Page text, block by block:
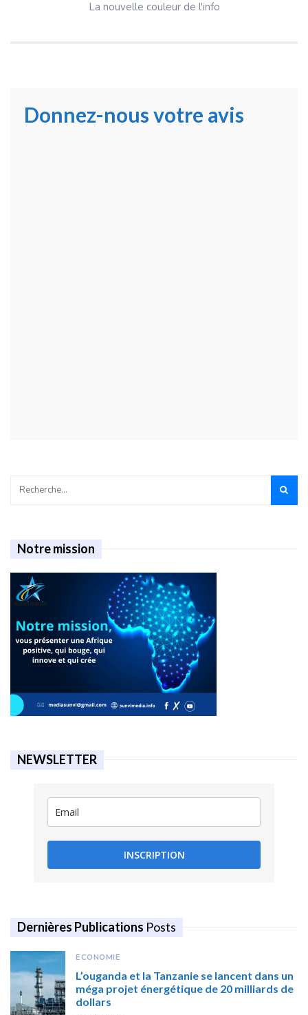
La nouvelle couleur de l'info
Donnez-nous votre avis
Notre mission
NEWSLETTER
INSCRIPTION
Dernières Publications Posts
ECONOMIE
L’ouganda et la Tanzanie se lancent dans un
méga projet énergétique de 20 milliards de
dollars